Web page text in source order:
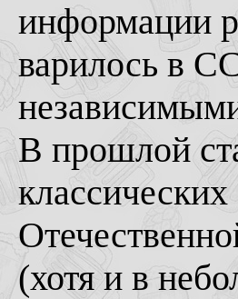
информации
варилось в
В прошлой
(хотя и в